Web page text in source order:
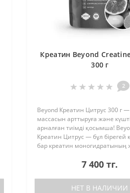
Креатин Beyond
300 г
2
Beyond Креатин Цитрус 300 г
массасын арттыруға және
арналған тиімді қосымша!
Креатин Цитрус — бұл бірегей
бар креатин моногидратының
жаттығуларда ең жақсы
7 400 тг.
НЕТ В НАЛИЧИИ